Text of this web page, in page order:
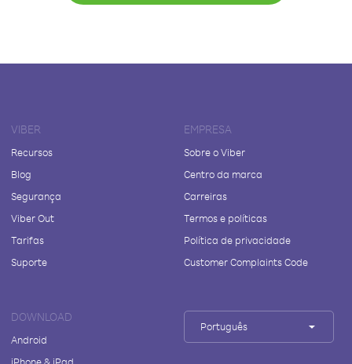
VIBER
Recursos
Blog
Segurança
Viber Out
Tarifas
Suporte
EMPRESA
Sobre o Viber
Centro da marca
Carreiras
Termos e políticas
Política de privacidade
Customer Complaints Code
DOWNLOAD
Android
Português